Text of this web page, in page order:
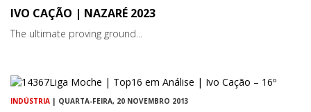
IVO CAÇÃO | NAZARÉ 2023
The ultimate proving ground...
INDÚSTRIA | QUARTA-FEIRA, 20 NOVEMBRO 2013